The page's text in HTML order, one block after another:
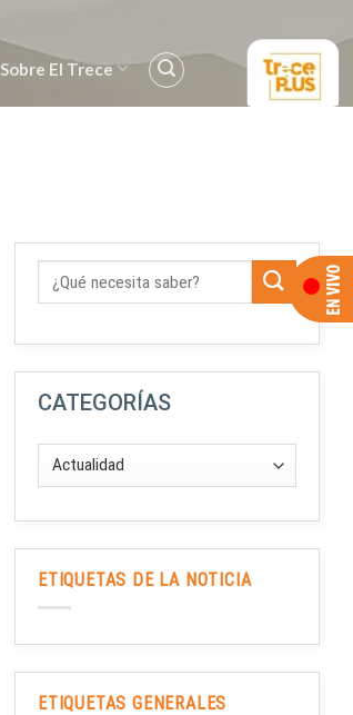
Sobre El Trece
CATEGORÍAS
ETIQUETAS DE LA NOTICIA
ETIQUETAS GENERALES